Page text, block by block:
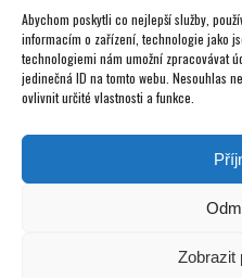
Abychom poskytli co nejlepší služby,
informacím o zařízení, technologie jako
technologiemi nám umožní zpracovávat
jedinečná ID na tomto webu. Nesouhlas
ovlivnit určité vlastnosti a funkce.
Zobrazit
Třídní schůzky + Spolek
Rada školy
Soukromé doučování –